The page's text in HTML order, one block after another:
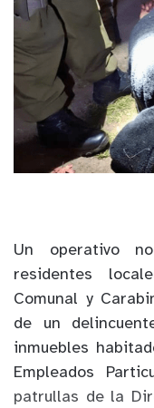
Un operativo
residentes
Comunal y
de un
inmuebles
Empleados
patrullas de la